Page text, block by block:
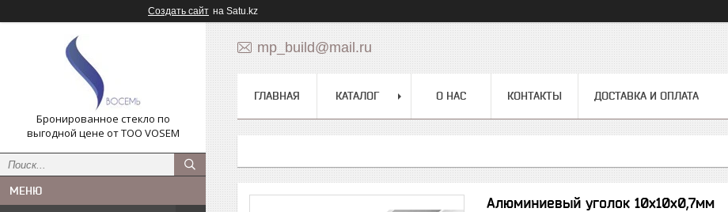
Создать сайт на Satu.kz
Бронированное стекло по
выгодной цене от ТОО VOSEM
mp_build@mail.ru
ГЛАВНАЯ КАТАЛОГ О НАС КОНТАКТЫ ДОСТАВКА И ОПЛАТА
Алюминиевый уголок 10х10х0,7мм